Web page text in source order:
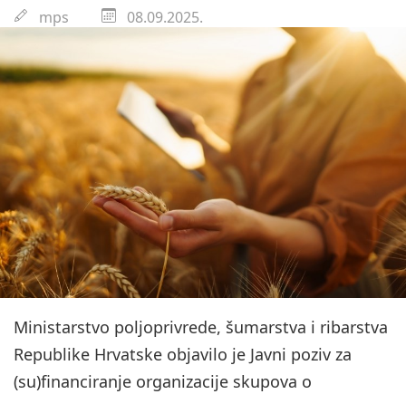
mps 08.09.2025.
Ministarstvo poljoprivrede, šumarstva i ribarstva
Republike Hrvatske objavilo je Javni poziv za
(su)financiranje organizacije skupova o